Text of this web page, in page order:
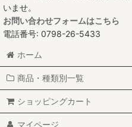
いませ。
お問い合わせフォームはこちら
電話番号: 0798-26-5433
ホーム
商品・種類別一覧
ショッピングカート
マイページ